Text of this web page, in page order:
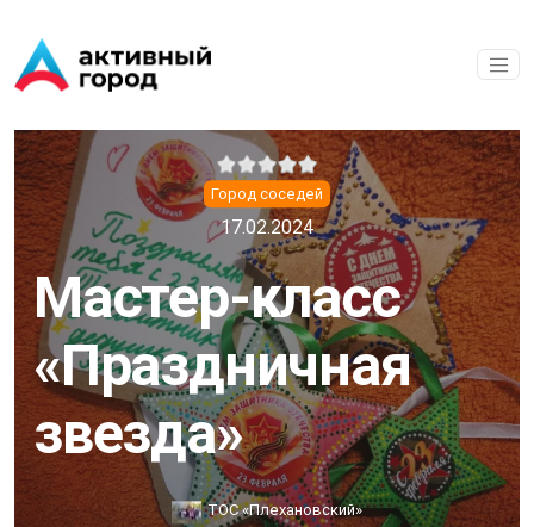
Город соседей
17.02.2024
Мастер-класс
«Праздничная
звезда»
ТОС «Плехановский»